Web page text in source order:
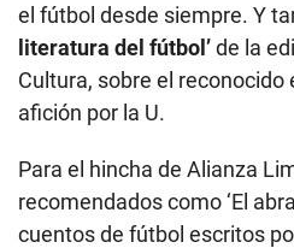
el fútbol desde siempre. Y
literatura del fútbol’de la
Cultura, sobre el reconocido
afición por la U.
Para el hincha de Alianza
recomendados como ‘El
cuentos de fútbol escritos